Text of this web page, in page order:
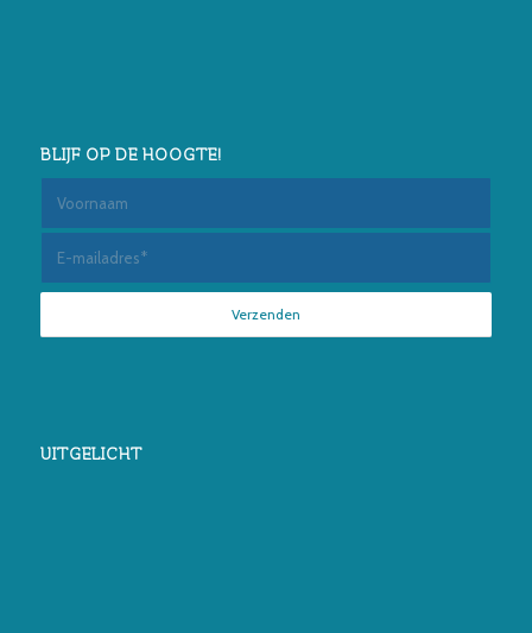
BLIJF OP DE HOOGTE!
UITGELICHT